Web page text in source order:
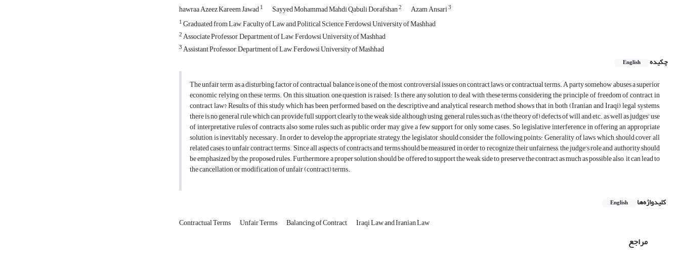
hawraa Azeez Kareem Jawad1 Sayyed Mohammad Mahdi Qabuli Dorafshan2 Azam Ansari3
1Graduated from Law, Faculty of Law and Political Science, Ferdowsi University of Mashhad
2Associate Professor, Department of Law, Ferdowsi University of Mashhad
3Assistant Professor, Department of Law, Ferdowsi University of Mashhad
چکیده
English
The unfair term as a disturbing factor of contractual balance is one of the most controversial issues on contract laws or contractual terms. A party somehow abuses a superior
economic relying on these terms. On this situation, one question is raised: Is there any solution to deal with these terms considering the principle of freedom of contract in
contract law? Results of this study which has been performed based on the descriptive and analytical research method shows that in both (Iranian and Iraqi) legal systems,
there is no general rule which can provide full support clearly to the weak side although using general rules such as (the theory of) defects of will and etc. as well as judges' use
of interpretative rules of contracts also some rules such as public order may give a few support for only some cases. So legislative interference in offering an appropriate
solution is inevitably necessary. In order to develop the appropriate strategy, the legislator should consider the following points: Generality of laws which should cover all
related cases to unfair contract terms. Since all aspects of contracts and terms should be measured in order to recognize their unfairness, the judge's role and authority should
be emphasized by the proposed rules. Furthermore, a proper solution should be offered to support the weak side to preserve the contract as much as possible also, it can lead to
the cancellation or modification of unfair (contract) terms.
کلیدواژه‌ها English
Contractual Terms Unfair Terms Balancing of Contract Iraqi Law and Iranian Law
مراجع